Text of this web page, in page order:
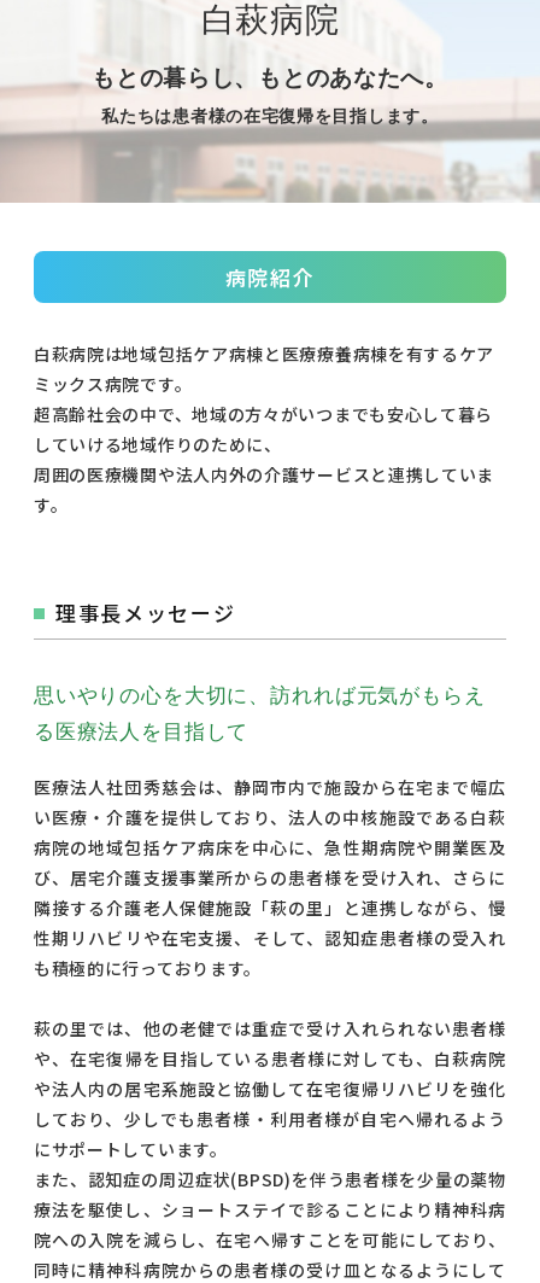
白萩病院
もとの暮らし、もとのあなたへ。
私たちは患者様の在宅復帰を目指します。
病院紹介
白萩病院は地域包括ケア病棟と医療療養病棟を有するケア
ミックス病院です。
超高齢社会の中で、地域の方々がいつまでも安心して暮ら
していける地域作りのために、
周囲の医療機関や法人内外の介護サービスと連携していま
す。
理事長メッセージ
思いやりの心を大切に、訪れれば元気がもらえ
る医療法人を目指して
医療法人社団秀慈会は、静岡市内で施設から在宅まで幅広
い医療・介護を提供しており、法人の中核施設である白萩
病院の地域包括ケア病床を中心に、急性期病院や開業医及
び、居宅介護支援事業所からの患者様を受け入れ、さらに
隣接する介護老人保健施設「萩の里」と連携しながら、慢
性期リハビリや在宅支援、そして、認知症患者様の受入れ
も積極的に行っております。
萩の里では、他の老健では重症で受け入れられない患者様
や、在宅復帰を目指している患者様に対しても、白萩病院
や法人内の居宅系施設と協働して在宅復帰リハビリを強化
しており、少しでも患者様・利用者様が自宅へ帰れるよう
にサポートしています。
また、認知症の周辺症状(BPSD)を伴う患者様を少量の薬物
療法を駆使し、ショートステイで診ることにより精神科病
院への入院を減らし、在宅へ帰すことを可能にしており、
同時に精神科病院からの患者様の受け皿となるようにして